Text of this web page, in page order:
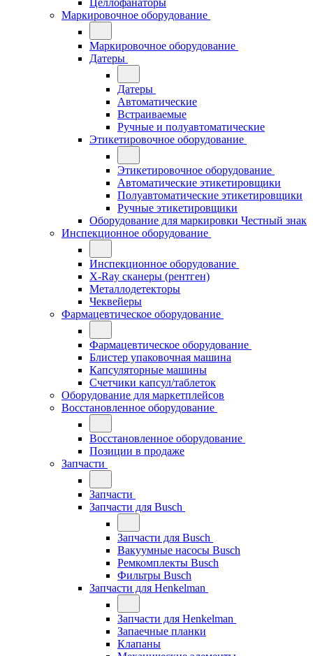
Целлофанаторы
Маркировочное оборудование
Маркировочное оборудование
Датеры
Датеры
Автоматические
Встраиваемые
Ручные и полуавтоматические
Этикетировочное оборудование
Этикетировочное оборудование
Автоматические этикетировщики
Полуавтоматические этикетировщики
Ручные этикетировщики
Оборудование для маркировки Честный знак
Инспекционное оборудование
Инспекционное оборудование
X-Ray сканеры (рентген)
Металлодетекторы
Чеквейеры
Фармацевтическое оборудование
Фармацевтическое оборудование
Блистер упаковочная машина
Капсуляторные машины
Счетчики капсул/таблеток
Оборудование для маркетплейсов
Восстановленное оборудование
Восстановленное оборудование
Позиции в продаже
Запчасти
Запчасти
Запчасти для Busch
Запчасти для Busch
Вакуумные насосы Busch
Ремкомплекты Busch
Фильтры Busch
Запчасти для Henkelman
Запчасти для Henkelman
Запаечные планки
Клапаны